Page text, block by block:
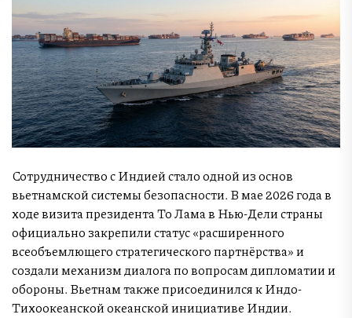
Сотрудничество с Индией стало одной из основ
вьетнамской системы безопасности. В мае 2026 года в
ходе визита президента То Лама в Нью-Дели страны
официально закрепили статус «расширенного
всеобъемлющего стратегического партнёрства» и
создали механизм диалога по вопросам дипломатии и
обороны. Вьетнам также присоединился к Индо-
Тихоокеанской океанской инициативе Индии.